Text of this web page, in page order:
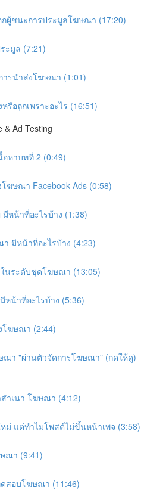
กผู้ชนะการประมูลโฆษณา (17:20)
ะมูล (7:21)
ารนำส่งโฆษณา (1:01)
รือถูกเพราะอะไร (16:51)
& Ad Testing
หาบทที่ 2 (0:49)
ฆษณา Facebook Ads (0:58)
หน้าที่อะไรบ้าง (1:38)
มีหน้าที่อะไรบ้าง (4:23)
นระดับชุดโฆษณา (13:05)
น้าที่อะไรบ้าง (5:36)
โฆษณา (2:44)
ณา "ผ่านตัวจัดการโฆษณา" (กดให้ดู)
ำเนา โฆษณา (4:12)
ม่ แต่ทำไมโพสต์ไม่ขึ้นหน้าเพจ (3:58)
ณา (9:41)
ดสอบโฆษณา (11:46)